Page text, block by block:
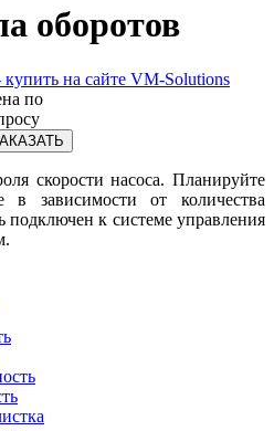
оборотов
по
скорости насоса. Планируйте
в зависимости от количества
к системе управления